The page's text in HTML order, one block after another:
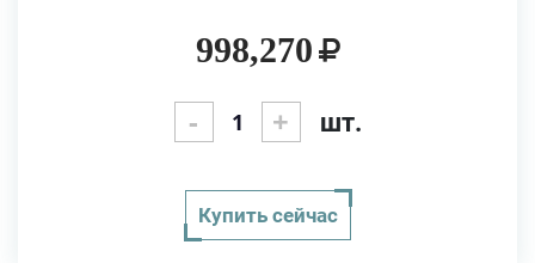
998,270
-
+ шт.
Купить сейчас